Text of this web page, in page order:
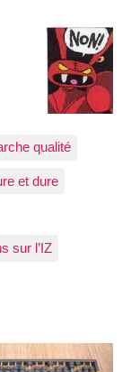
qualité
et dure
sur l’IZ